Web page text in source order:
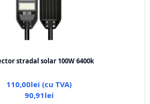
stradal solar 100W 6400k
110,00lei (cu TVA)
90,91lei